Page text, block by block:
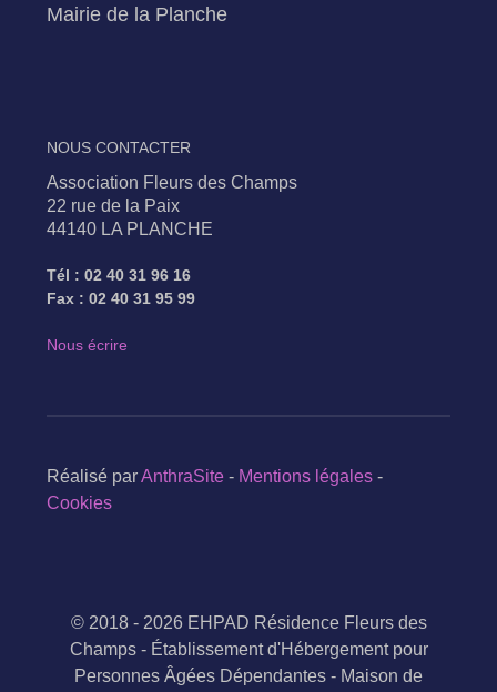
Mairie de la Planche
NOUS CONTACTER
Association Fleurs des Champs
22 rue de la Paix
44140 LA PLANCHE
Tél : 02 40 31 96 16
Fax : 02 40 31 95 99
Nous écrire
Réalisé parAnthraSite - Mentions légales -
Cookies
© 2018 - 2026 EHPAD Résidence Fleurs des
Champs - Établissement d'Hébergement pour
Personnes Âgées Dépendantes - Maison de